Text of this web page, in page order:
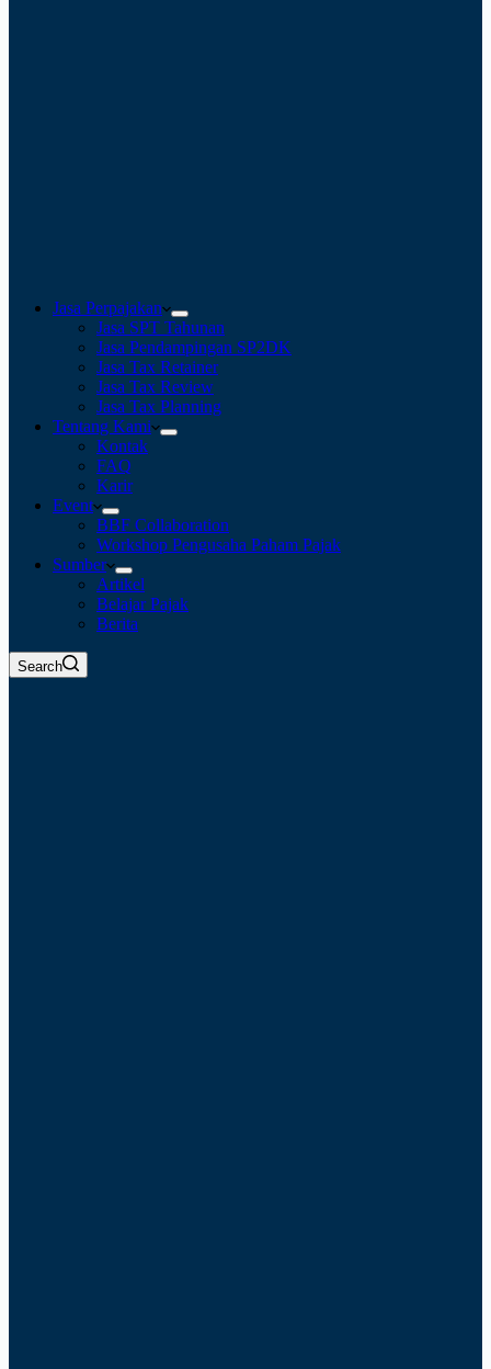
Jasa Perpajakan
Jasa SPT Tahunan
Jasa Pendampingan SP2DK
Jasa Tax Retainer
Jasa Tax Review
Jasa Tax Planning
Tentang Kami
Kontak
FAQ
Karir
Event
BBF Collaboration
Workshop Pengusaha Paham Pajak
Sumber
Artikel
Belajar Pajak
Berita
Search